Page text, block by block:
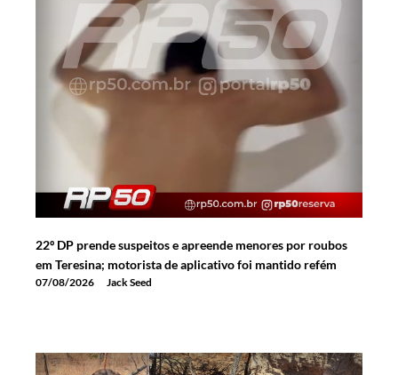
22º DP prende suspeitos e apreende menores por roubos
em Teresina; motorista de aplicativo foi mantido refém
07/08/2026 Jack Seed